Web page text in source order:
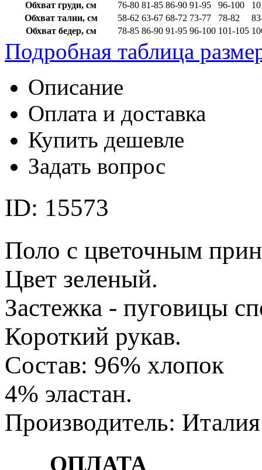
Обхват груди, см
76-80 81-85 86-90 91-95 96-100
Обхват талии, см
58-62 63-67 68-72 73-77 78-82
Обхват бедер, см
78-85 86-90 91-95 96-100 101-105
Подробная таблица
Описание
Оплата и доставка
Купить дешевле
Задать вопрос
ID: 15573
Поло с цветочным
Цвет зеленый.
Застежка - пуговицы
Короткий рукав.
Состав: 96% хлопок
4% эластан.
Производитель: Италия
ОПЛАТА